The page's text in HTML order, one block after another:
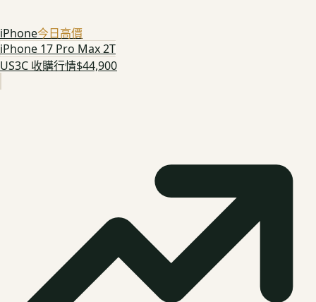
iPhone今日高價
iPhone 17 Pro Max 2T
US3C 收購行情$44,900